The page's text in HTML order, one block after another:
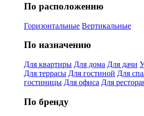
По расположению
Горизонтальные Вертикальные
По назначению
Для квартиры Для дома Для дачи
Для террасы Для гостиной Для
гостиницы Для офиса Для
По бренду